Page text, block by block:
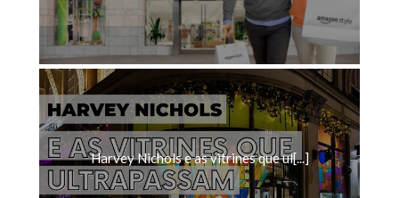
Harvey Nichols e as vitrines que ul[...]